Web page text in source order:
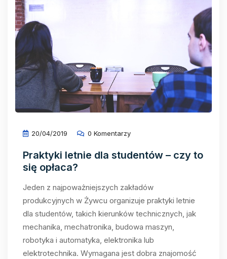
20/04/2019 0 Komentarzy
Praktyki letnie dla studentów – czy to
się opłaca?
Jeden z najpoważniejszych zakładów
produkcyjnych w Żywcu organizuje praktyki letnie
dla studentów, takich kierunków technicznych, jak
mechanika, mechatronika, budowa maszyn,
robotyka i automatyka, elektronika lub
elektrotechnika. Wymagana jest dobra znajomość